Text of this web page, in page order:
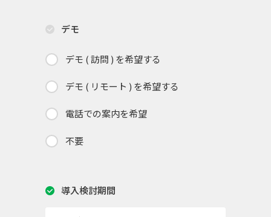
デモ
デモ ( 訪問 ) を希望する
デモ ( リモート ) を希望する
電話での案内を希望
不要
導入検討期間